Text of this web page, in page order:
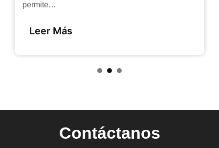
permite…
Leer Más
Contáctanos